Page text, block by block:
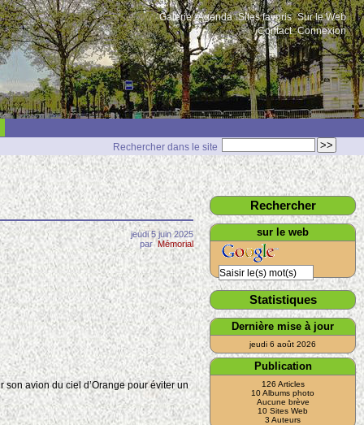
Galerie Agenda Sites favoris Sur le Web
Contact Connexion
Rechercher dans le site
jeudi 5 juin 2025
parMémorial
son avion du ciel d’Orange pour éviter un
Rechercher
sur le web
Statistiques
Dernière mise à jour
jeudi 6 août 2026
Publication
126 Articles
10 Albums photo
Aucune brève
10 Sites Web
3 Auteurs